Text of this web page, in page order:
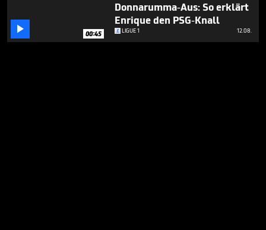
 00:45
Donnarumma-Aus: So erklärt
Enrique den PSG-Knall
LIGUE 1 12.08.